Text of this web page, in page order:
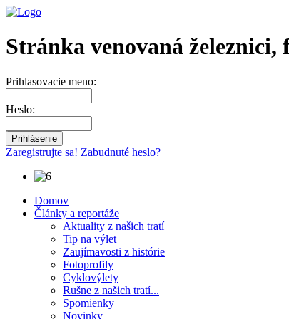
Stránka venovaná železnici,
Prihlasovacie meno:
Heslo:
Zaregistrujte sa! Zabudnuté heslo?
Domov
Články a reportáže
Aktuality z našich tratí
Tip na výlet
Zaujímavosti z histórie
Fotoprofily
Cyklovýlety
Rušne z našich tratí...
Spomienky
Novinky